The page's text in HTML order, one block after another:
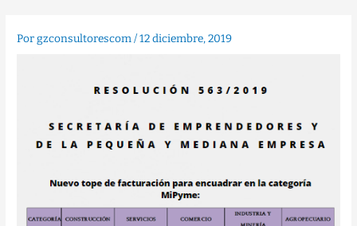
Porgzconsultorescom/12 diciembre, 2019